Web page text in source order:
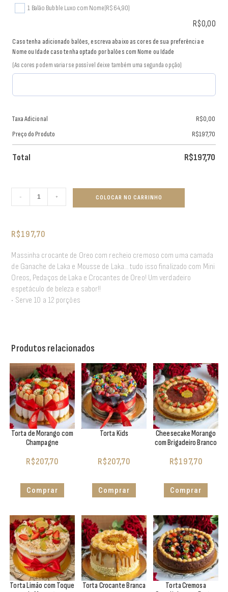
1 Balão Bubble Luxo com Nome(R$64,90)
R$0,00
Caso tenha adicionado balões, escreva abaixo as cores de sua preferência e
Nome ou Idade caso tenha optado por balões com Nome ou Idade
(As cores podem variar se possível deixe também uma segunda opção)
Taxa Adicional R$0,00
Preço do Produto
R$197,70
Total R$197,70
- + COLOCAR NO CARRINHO
R$197,70
Massinha crocante de Oreo com recheio cremoso com uma camada
de Ganache de Laka e Mousse de Laka… tudo isso finalizado com Mini
Oreos, Pedaços de Laka e Crocantes de Oreo! Um verdadeiro
espetáculo de beleza e sabor!!
• Serve 10 a 12 porções
Produtos relacionados
Torta de Morango com
Champagne
R$207,70
Comprar
Torta Kids
R$207,70
Comprar
Cheesecake Morango
com Brigadeiro Branco
R$197,70
Comprar
Torta Limão com Toque
Torta Crocante Branca
Torta Cremosa